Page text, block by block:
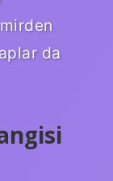
da